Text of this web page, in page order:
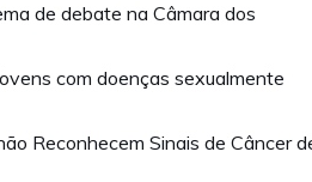
de debate na Câmara dos
com doenças sexualmente
Reconhecem Sinais de Câncer